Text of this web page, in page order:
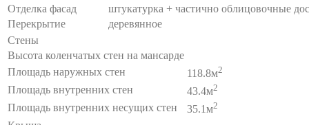
Отделка фасад
штукатурка + частично облицовочные
Перекрытие
деревянное
Стены
Высота коленчатых стен на мансарде
Площадь наружных стен
118.8м2
Площадь внутренних стен 43.4м2
Площадь внутренних несущих стен 35.1м2